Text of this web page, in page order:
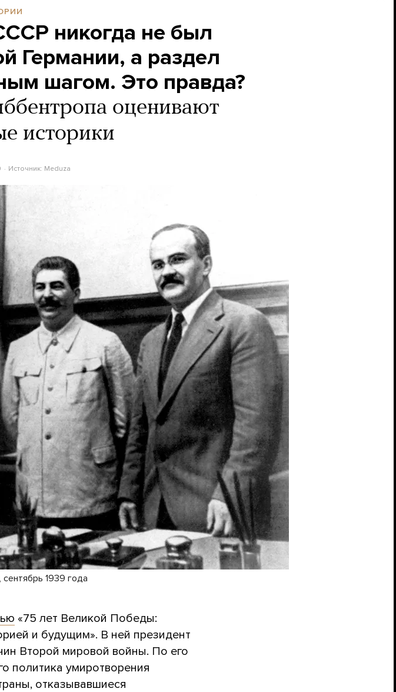
никогда не был
Германии, а раздел
шагом. Это правда?
оценивают
историки
Источник: Meduza
1939 года
«75 лет Великой Победы:
и будущим». В ней президент
Второй мировой войны. По его
политика умиротворения
отказывавшиеся